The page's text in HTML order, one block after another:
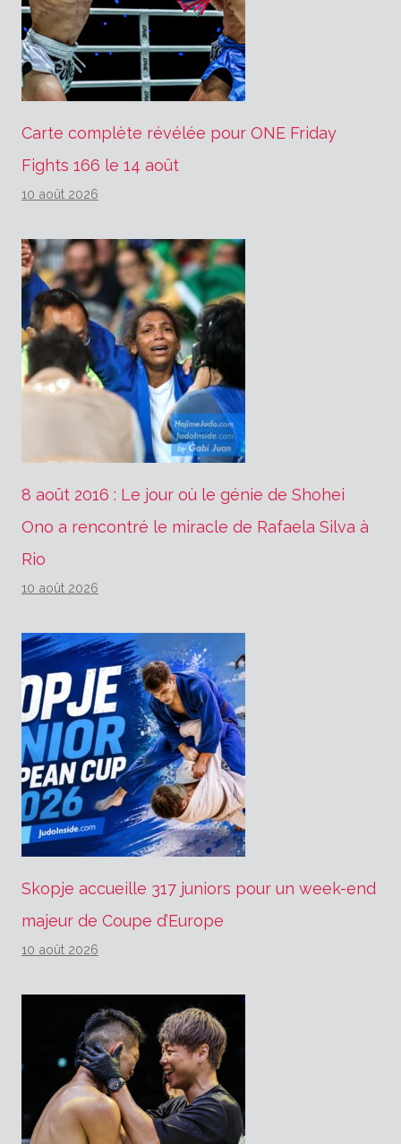
Carte complète révélée pour ONE Friday
Fights 166 le 14 août
10 août 2026
8 août 2016 : Le jour où le génie de Shohei
Ono a rencontré le miracle de Rafaela Silva à
Rio
10 août 2026
Skopje accueille 317 juniors pour un week-end
majeur de Coupe d’Europe
10 août 2026